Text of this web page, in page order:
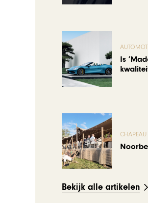
Is
CHAPEAU
Bekijk alle artikelen